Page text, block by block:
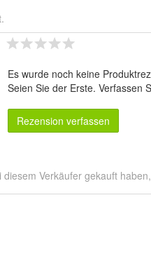
Es wurde noch keine
Seien Sie der Erste. Verfassen
Rezension verfassen
Verkäufer gekauft